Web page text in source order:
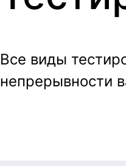
Все виды
непрерывности